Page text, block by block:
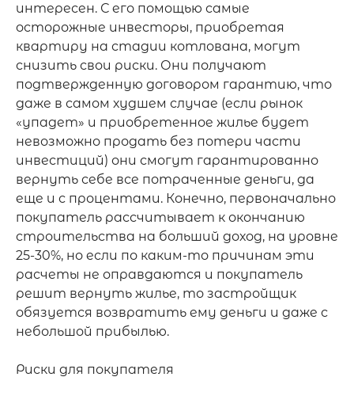
интересен. С его помощью самые
осторожные инвесторы, приобретая
квартиру на стадии котлована, могут
снизить свои риски. Они получают
подтвержденную договором гарантию, что
даже в самом худшем случае (если рынок
«упадет» и приобретенное жилье будет
невозможно продать без потери части
инвестиций) они смогут гарантированно
вернуть себе все потраченные деньги, да
еще и с процентами. Конечно, первоначально
покупатель рассчитывает к окончанию
строительства на больший доход, на уровне
25-30%, но если по каким-то причинам эти
расчеты не оправдаются и покупатель
решит вернуть жилье, то застройщик
обязуется возвратить ему деньги и даже с
небольшой прибылью.
Риски для покупателя